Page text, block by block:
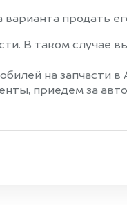
продать
В таком случае
на запчасти в
приедем за